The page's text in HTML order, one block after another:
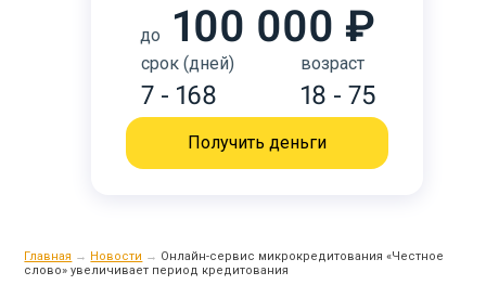
до 100 000 ₽
срок (дней)
7 - 168
возраст
18 - 75
Получить деньги
Главная → Новости → Онлайн-сервис микрокредитования «Честное
слово» увеличивает период кредитования